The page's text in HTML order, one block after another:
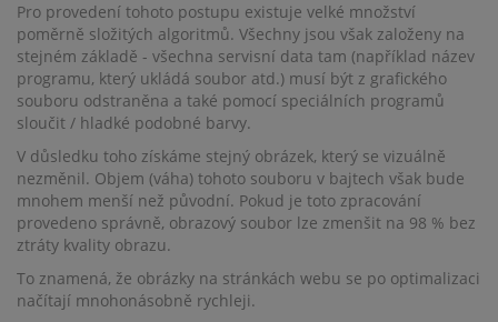
Pro provedení tohoto postupu existuje velké množství
poměrně složitých algoritmů. Všechny jsou však založeny na
stejném základě - všechna servisní data tam (například název
programu, který ukládá soubor atd.) musí být z grafického
souboru odstraněna a také pomocí speciálních programů
sloučit / hladké podobné barvy.
V důsledku toho získáme stejný obrázek, který se vizuálně
nezměnil. Objem (váha) tohoto souboru v bajtech však bude
mnohem menší než původní. Pokud je toto zpracování
provedeno správně, obrazový soubor lze zmenšit na 98 % bez
ztráty kvality obrazu.
To znamená, že obrázky na stránkách webu se po optimalizaci
načítají mnohonásobně rychleji.